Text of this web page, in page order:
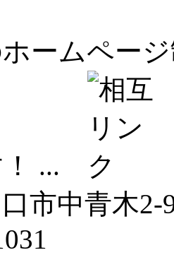
ームペー
！ ...
市中青木2-